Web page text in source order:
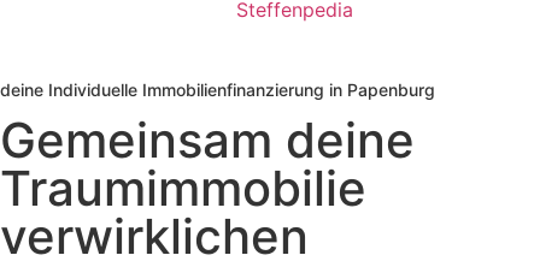
Steffenpedia
deine Individuelle Immobilienfinanzierung in Papenburg
Gemeinsam deine
Traumimmobilie
verwirklichen